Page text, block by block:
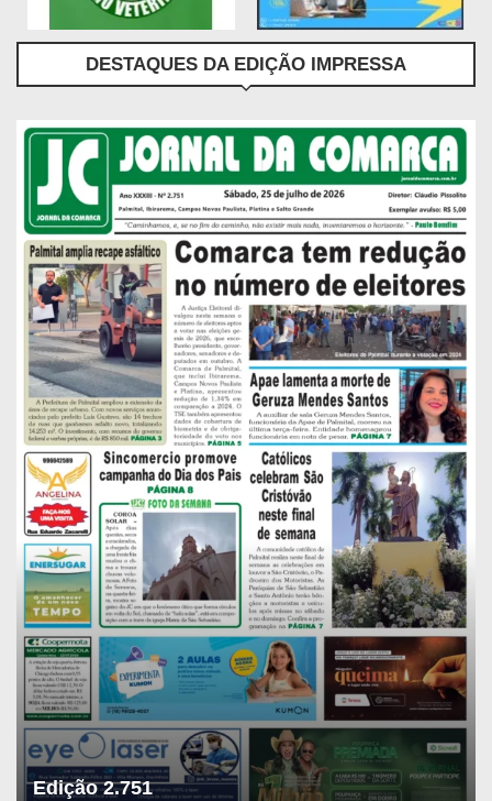
DESTAQUES DA EDIÇÃO IMPRESSA
Edição 2.751